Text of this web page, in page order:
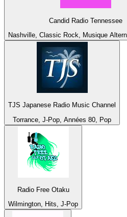
Candid Radio Tennessee
Nashville, Classic Rock, Musique
TJS Japanese Radio Music Channel
Torrance, J-Pop, Années 80, Pop
Radio Free Otaku
Wilmington, Hits, J-Pop